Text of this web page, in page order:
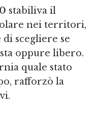
stabiliva il
nei territori,
scegliere se
oppure libero.
quale stato
rafforzò la